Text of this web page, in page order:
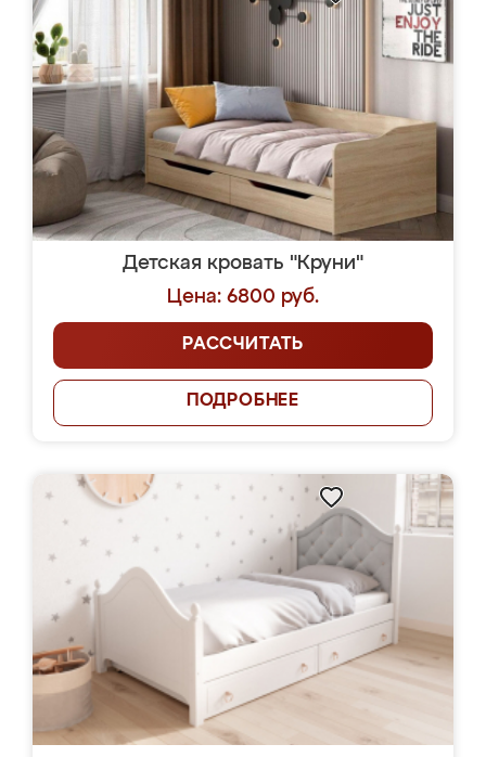
Детская кровать "Круни"
Цена: 6800 руб.
РАССЧИТАТЬ
ПОДРОБНЕЕ